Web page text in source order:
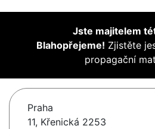
Jste majitelem
Blahopřejeme! Zjistěte
propagační
Praha
11, Křenická 2253